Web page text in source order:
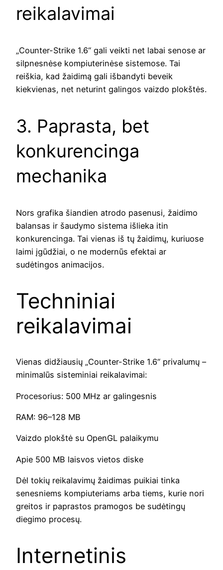
reikalavimai
„Counter-Strike 1.6“ gali veikti net labai senose ar
silpnesnėse kompiuterinėse sistemose. Tai
reiškia, kad žaidimą gali išbandyti beveik
kiekvienas, net neturint galingos vaizdo plokštės.
3. Paprasta, bet
konkurencinga
mechanika
Nors grafika šiandien atrodo pasenusi, žaidimo
balansas ir šaudymo sistema išlieka itin
konkurencinga. Tai vienas iš tų žaidimų, kuriuose
laimi įgūdžiai, o ne modernūs efektai ar
sudėtingos animacijos.
Techniniai
reikalavimai
Vienas didžiausių „Counter-Strike 1.6“ privalumų –
minimalūs sisteminiai reikalavimai:
Procesorius: 500 MHz ar galingesnis
RAM: 96–128 MB
Vaizdo plokštė su OpenGL palaikymu
Apie 500 MB laisvos vietos diske
Dėl tokių reikalavimų žaidimas puikiai tinka
senesniems kompiuteriams arba tiems, kurie nori
greitos ir paprastos pramogos be sudėtingų
diegimo procesų.
Internetinis